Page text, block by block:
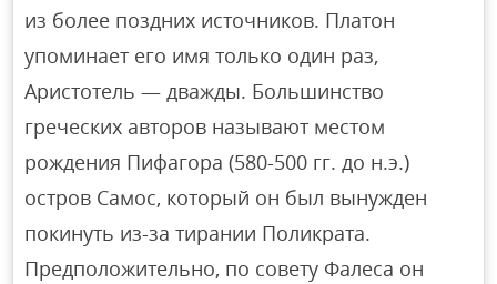
из более поздних источников. Платон
упоминает его имя только один раз,
Аристотель — дважды. Большинство
греческих авторов называют местом
рождения Пифагора (580-500 гг. до н.э.)
остров Самос, который он был вынужден
покинуть из-за тирании Поликрата.
Предположительно, по совету Фалеса он